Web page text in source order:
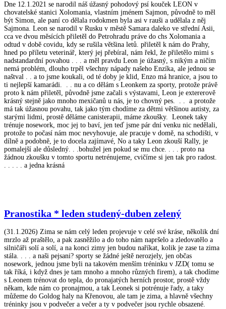
Dne 12.1.2021 se narodil náš úžasný pohodový psí kouček LEON v
chovatelské stanici Xolomania, vlastním jménem Sajmon, původně to měl
být Simon, ale paní co dělala rodokmen byla asi v rauši a udělala z něj
Sajmona. Leon se narodil v Rusku v městě Samara daleko ve střední Asii,
cca ve dvou měsících přiletěl do Petrohradu práve do chs Xolomania a
odtud v době covidu, kdy se rušila většina letů. přiletěl k nám do Prahy,
hned po příletu veterinář, který jej přebíral, nám řekl, že přiletělo mimi s
nadstandardní povahou . . . a měl pravdu Leon je úžasný, s nikým a ničím
nemá problém, dlouho trpěl všechny nápady našeho Enzíka, ale jednou se
naštval . . a to jsme koukali, od té doby je klid, Enzo má hranice, a jsou to
ti nejlepší kamarádi. . . nu a co dělám s Leonkem za sporty, protože právě
proto k nám přiletěl, původně jsme začali s výstavami, Leon je extererově
krásný stejně jako mnoho mexičanů u nás, je to chovný pes. . . a protože
má tak úžasnou povahu, tak jako tým chodíme za dětmi většinou autisty, za
starými lidmi, prostě děláme canisterapii, máme zkoušky. Leonek taky
trénuje nosework, moc jej to baví, jen teď jsme pár dní venku nic nedělali,
protože to počasí nám moc nevyhovuje, ale pracuje v domě, na schodišti, v
dílně a podobně, je to docela zajímavé, No a taky Leon zkouší Rally, je
pomalejší ale důsledný. . .bohužel jen pokud se mu chce. . . . proto na
žádnou zkoušku v tomto sportu netrénujeme, cvičíme si jen tak pro radost.
. . . . . a jedna krásná
Pranostika * leden studený-duben zelený
(31.1.2026) Zima se nám celý leden projevuje v celé své kráse, několik dní
mrzlo až praštělo, a pak zasněžilo a do toho nám napršelo a zledovatělo a
silničáři solí a solí, a na konci zimy jen budou naříkat, kolik je zase ta zima
stála. . . . a naši pejsani? sporty se žádné ještě nerozjely, jen občas
nosework, jednou jsme byli na takovém menším tréninku v JZD( tomu se
tak říká, i když dnes je tam mnoho a mnoho různých firem), a tak chodíme
s Leonem trénovat do tepla, do pronajatých herních prostor, prostě vždy
někam, kde nám co pronajmou, a tak Leonek si potrénuje řady, a taky
můžeme do Goldog haly na Křenovou, ale tam je zima, a hlavně všechny
tréninky jsou v podvečer a večer a ty v podvečer jsou rychle obsazené.